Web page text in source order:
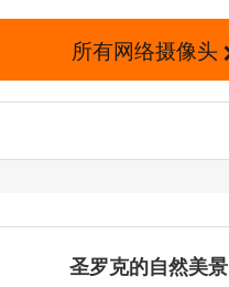
所有网络摄像头
圣罗克的自然美景